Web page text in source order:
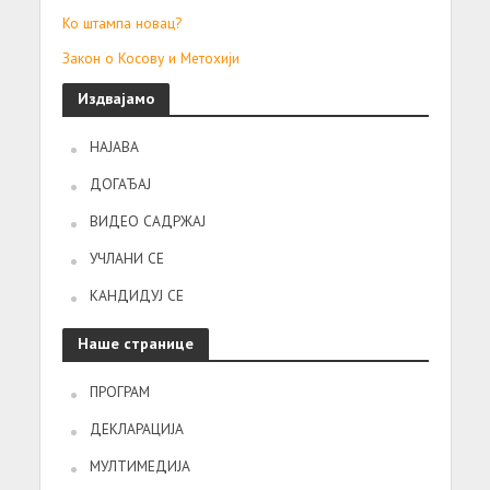
Ко штампа новац?
Закон о Косову и Метохији
Издвајамо
НАЈАВА
ДОГАЂАЈ
ВИДЕО САДРЖАЈ
УЧЛАНИ СЕ
КАНДИДУЈ СЕ
Наше странице
ПРОГРАМ
ДЕКЛАРАЦИЈА
МУЛТИМЕДИЈА